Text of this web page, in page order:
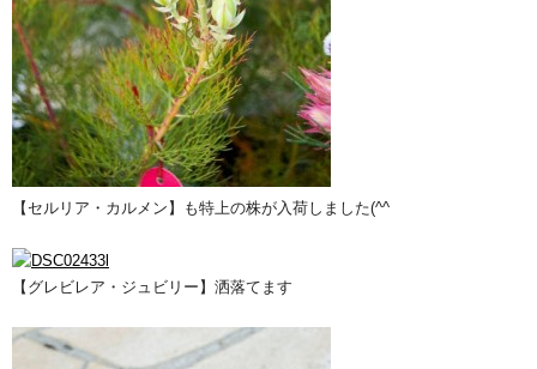
【セルリア・カルメン】も特上の株が入荷しました(^^ゞ
【グレビレア・ジュビリー】洒落てます